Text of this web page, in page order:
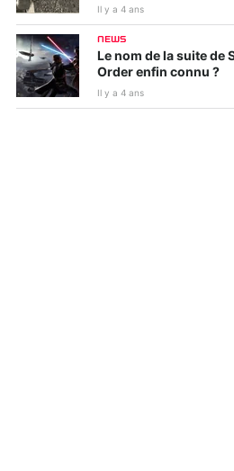
Il y a 4 ans
NEWS
Le nom de la suite de
Order enfin connu ?
Il y a 4 ans